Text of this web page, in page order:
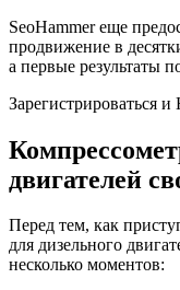
SeoHammer еще
продвижение в
а первые результаты
Зарегистрироваться
двигателей
Перед тем, как
для дизельного
несколько моментов: